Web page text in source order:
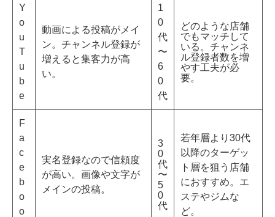
Y
o
u
T
u
b
e
動画による投稿がメイ
ン。チャンネル登録が
増えると集客力が高
い。
1
0
代
〜
6
0
代
どのような店舗
でもマッチして
いる。チャンネ
ル登録者数を増
やす工夫が必
要。
F
a
c
e
b
o
o
実名登録なので信頼度
が高い。画像や文字が
メインの投稿。
3
0
代
〜
5
0
代
若年層より30代
以降のターゲッ
ト層を狙う店舗
におすすめ。エ
ステやジムな
ど。